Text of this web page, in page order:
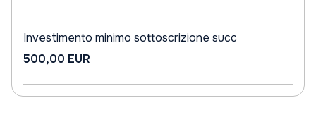
Investimento minimo sottoscrizione succ
500,00 EUR